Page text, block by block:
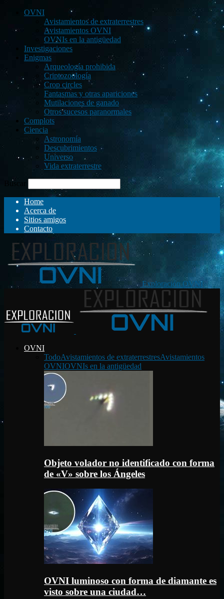
OVNI
Avistamientos de extraterrestres
Avistamientos OVNI
OVNIs en la antigüedad
Investigaciones
Enigmas
Arqueología prohibida
Criptozoología
Crop circles
Fantasmas y otras apariciones
Mutilaciones de ganado
Otros sucesos paranormales
Complots
Ciencia
Astronomía
Descubrimientos
Universo
Vida extraterrestre
Buscar
Home
Acerca de
Sitios amigos
Contacto
Exploración OVNI
OVNI
TodoAvistamientos de extraterrestresAvistamientos
OVNIOVNIs en la antigüedad
Objeto volador no identificado con forma
de «V» sobre los Ángeles
OVNI luminoso con forma de diamante es
visto sobre una ciudad…